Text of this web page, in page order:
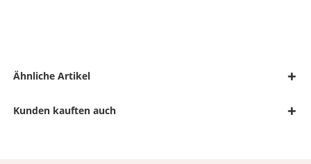
Ähnliche Artikel
Kunden kauften auch